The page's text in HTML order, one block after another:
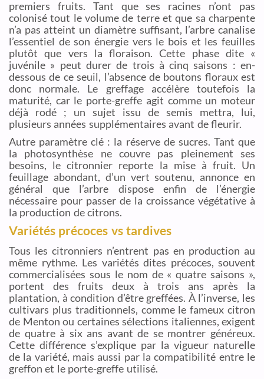
premiers fruits. Tant que ses racines n’ont pas
colonisé tout le volume de terre et que sa charpente
n’a pas atteint un diamètre suffisant, l’arbre canalise
l’essentiel de son énergie vers le bois et les feuilles
plutôt que vers la floraison. Cette phase dite «
juvénile » peut durer de trois à cinq saisons : en-
dessous de ce seuil, l’absence de boutons floraux est
donc normale. Le greffage accélère toutefois la
maturité, car le porte-greffe agit comme un moteur
déjà rodé ; un sujet issu de semis mettra, lui,
plusieurs années supplémentaires avant de fleurir.
Autre paramètre clé : la réserve de sucres. Tant que
la photosynthèse ne couvre pas pleinement ses
besoins, le citronnier reporte la mise à fruit. Un
feuillage abondant, d’un vert soutenu, annonce en
général que l’arbre dispose enfin de l’énergie
nécessaire pour passer de la croissance végétative à
la production de citrons.
Variétés précoces vs tardives
Tous les citronniers n’entrent pas en production au
même rythme. Les variétés dites précoces, souvent
commercialisées sous le nom de « quatre saisons »,
portent des fruits deux à trois ans après la
plantation, à condition d’être greffées. À l’inverse, les
cultivars plus traditionnels, comme le fameux citron
de Menton ou certaines sélections italiennes, exigent
de quatre à six ans avant de se montrer généreux.
Cette différence s’explique par la vigueur naturelle
de la variété, mais aussi par la compatibilité entre le
greffon et le porte-greffe utilisé.